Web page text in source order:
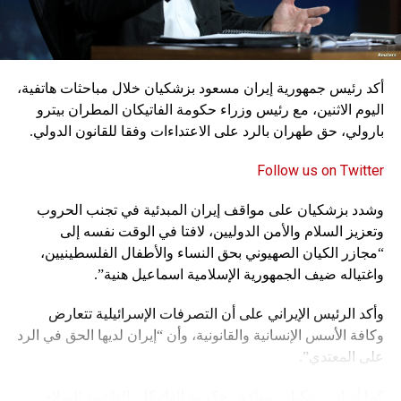
تعتبر عاصمة النفوذ الروسي في سوريا، ومدينة طرطوس حيث
تسيطر روسيا على المرفأ الاستراتيجي.
وبعد تدخلها العسكري المباشر في سوريا بعد عام 2011، بدأت
بالعمل على توسيع قدرتها البحرية وتعزيزها، إذ أعلنت عام 2017
حصولها على امتياز إنشاء مرفأ وإدارته وتشغيله في طرطوس،
عسكري على البحر المتوسط محاولات إيران لتحقيق مصالح
اقتصادية، إذ تسعى الى تعزيز قوتها العسكرية في سوريا
والمنطقة من خلال تمكين نفوذها على شواطئ البحر المتوسط،
وتأمين مصالحها التي تسعى الى تحقيقها مستقبلاً، كإعادة العمل
بخط أنابيب النفط العراقي – السوري كركوك – بانياس، ولتأمين
بديل لها من السواحل اللبنانية، بخاصة بعد تفجير مرفأ بيروت،
ولمراقبة حركة السفن الحربية الإيرانية داخل المتوسط والسفن
التجارية التي تقوم بنشاطات عسكرية وتنسيقها، كأن تحمل قطع
أكد رئيس جمهورية إيران مسعود بزشكيان خلال مباحثات هاتفية،
اليوم الاثنين، مع رئيس وزراء حكومة الفاتيكان المطران بيترو
بارولي، حق طهران بالرد على الاعتداءات وفقا للقانون الدولي.
Follow us on Twitter
وشدد بزشكيان على مواقف إيران المبدئية في تجنب الحروب
وتعزيز السلام والأمن الدوليين، لافتا في الوقت نفسه إلى
“مجازر الكيان الصهيوني بحق النساء والأطفال الفلسطينيين،
واغتياله ضيف الجمهورية الإسلامية اسماعيل هنية”.
وأكد الرئيس الإيراني على أن التصرفات الإسرائيلية تتعارض
وكافة الأسس الإنسانية والقانونية، وأن “إيران لديها الحق في الرد
على المعتدي”.